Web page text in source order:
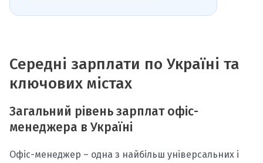
Середні зарплати по Україні та
ключових містах
Загальний рівень зарплат офіс-
менеджера в Україні
Офіс-менеджер – одна з найбільш універсальних і